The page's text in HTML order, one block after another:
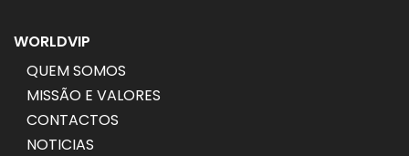
WORLDVIP
QUEM SOMOS
MISSÃO E VALORES
CONTACTOS
NOTICIAS